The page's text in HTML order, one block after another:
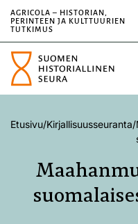
AGRICOLA – HISTORIAN,
PERINTEEN JA KULTTUURIEN
TUTKIMUS
Etusivu/Kirjallisuusseuranta/